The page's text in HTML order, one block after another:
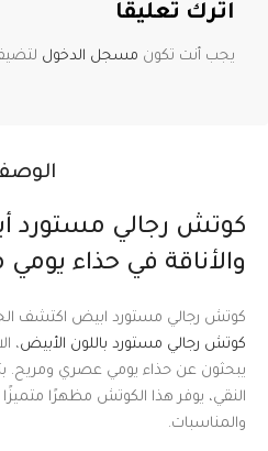
كوتش رجالي مستورد
والأناقة في حذاء
كوتش رجالي مستورد ابيض اكتشف
كوتش رجالي مستورد باللون الأبيض،
يبحثون عن حذاء يومي عصري ومريح.
النقي، يوفر هذا الكوتش مظهرًا
والمناسبات.
اترك تعليقاً
يجب أنت تكون مسجل الدخول